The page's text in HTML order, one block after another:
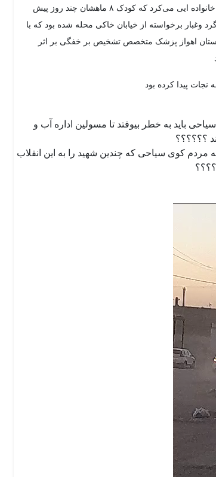
طی این بازدید ها از محله آقای صیوانی روایت از خانواده ایی می‌کرد که کودک ۸ ماهشان چند روز پیش
وغبار برخواسته از خیابان خاکی محله شده بود که با
اهواز پزشک متخصص تشخیص بر خفگی بر اثر
باید به خطر بیوفتد تا مسولین اداره آب و
مردم کوی سیاحی که چندین شهید را به این انقلاب